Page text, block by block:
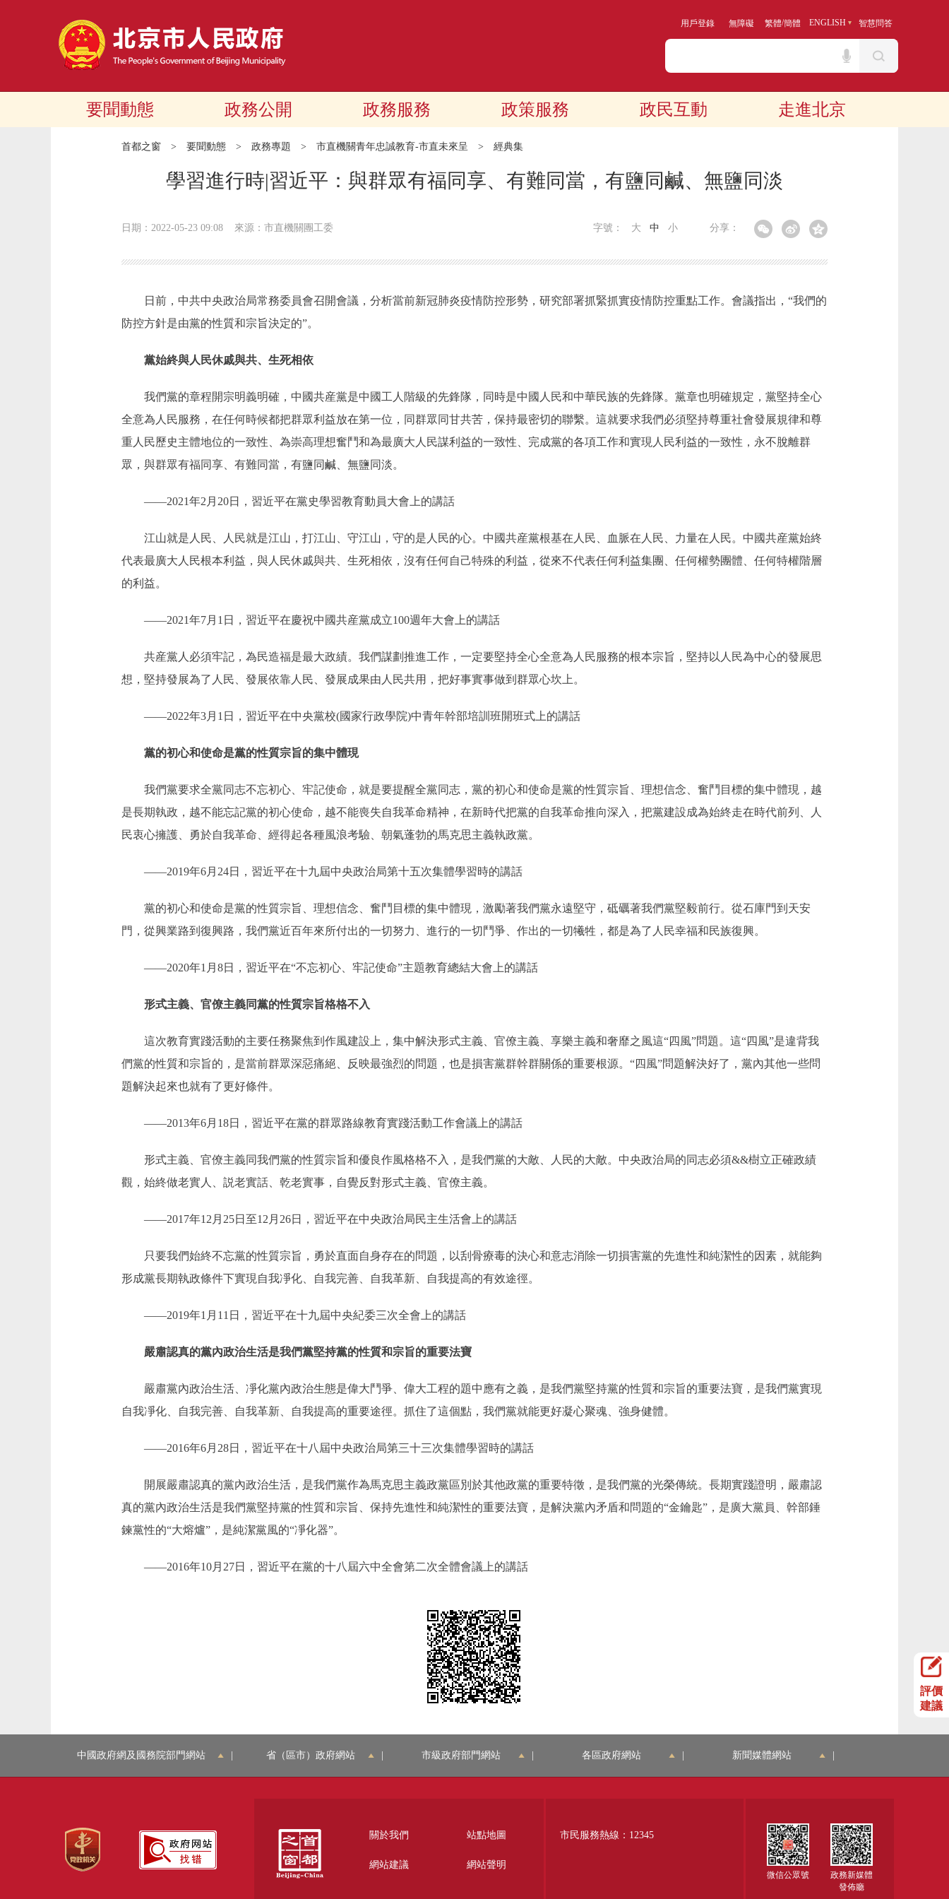
用戶登錄 無障礙 繁體/簡體 ENGLISH 智慧問答
要聞動態 政務公開 政務服務 政策服務 政民互動 走進北京
首都之窗 > 要聞動態 > 政務專題 > 市直機關青年忠誠教育-市直未來呈 > 經典集
學習進行時|習近平：與群眾有福同享、有難同當，有鹽同鹹、無鹽同淡
日期：2022-05-23 09:08 來源：市直機關團工委 分享：
字號： 大 中 小
日前，中共中央政治局常務委員會召開會議，分析當前新冠肺炎疫情防控形勢，研究部署抓緊抓實疫情防控重點工作。會議指出，“我們的
防控方針是由黨的性質和宗旨決定的”。
黨始終與人民休戚與共、生死相依
我們黨的章程開宗明義明確，中國共産黨是中國工人階級的先鋒隊，同時是中國人民和中華民族的先鋒隊。黨章也明確規定，黨堅持全心
全意為人民服務，在任何時候都把群眾利益放在第一位，同群眾同甘共苦，保持最密切的聯繫。這就要求我們必須堅持尊重社會發展規律和尊
重人民歷史主體地位的一致性、為崇高理想奮鬥和為最廣大人民謀利益的一致性、完成黨的各項工作和實現人民利益的一致性，永不脫離群
眾，與群眾有福同享、有難同當，有鹽同鹹、無鹽同淡。
——2021年2月20日，習近平在黨史學習教育動員大會上的講話
江山就是人民、人民就是江山，打江山、守江山，守的是人民的心。中國共産黨根基在人民、血脈在人民、力量在人民。中國共産黨始終
代表最廣大人民根本利益，與人民休戚與共、生死相依，沒有任何自己特殊的利益，從來不代表任何利益集團、任何權勢團體、任何特權階層
的利益。
——2021年7月1日，習近平在慶祝中國共産黨成立100週年大會上的講話
共産黨人必須牢記，為民造福是最大政績。我們謀劃推進工作，一定要堅持全心全意為人民服務的根本宗旨，堅持以人民為中心的發展思
想，堅持發展為了人民、發展依靠人民、發展成果由人民共用，把好事實事做到群眾心坎上。
——2022年3月1日，習近平在中央黨校(國家行政學院)中青年幹部培訓班開班式上的講話
黨的初心和使命是黨的性質宗旨的集中體現
我們黨要求全黨同志不忘初心、牢記使命，就是要提醒全黨同志，黨的初心和使命是黨的性質宗旨、理想信念、奮鬥目標的集中體現，越
是長期執政，越不能忘記黨的初心使命，越不能喪失自我革命精神，在新時代把黨的自我革命推向深入，把黨建設成為始終走在時代前列、人
民衷心擁護、勇於自我革命、經得起各種風浪考驗、朝氣蓬勃的馬克思主義執政黨。
——2019年6月24日，習近平在十九屆中央政治局第十五次集體學習時的講話
黨的初心和使命是黨的性質宗旨、理想信念、奮鬥目標的集中體現，激勵著我們黨永遠堅守，砥礪著我們黨堅毅前行。從石庫門到天安
門，從興業路到復興路，我們黨近百年來所付出的一切努力、進行的一切鬥爭、作出的一切犧牲，都是為了人民幸福和民族復興。
——2020年1月8日，習近平在“不忘初心、牢記使命”主題教育總結大會上的講話
形式主義、官僚主義同黨的性質宗旨格格不入
這次教育實踐活動的主要任務聚焦到作風建設上，集中解決形式主義、官僚主義、享樂主義和奢靡之風這“四風”問題。這“四風”是違背我
們黨的性質和宗旨的，是當前群眾深惡痛絕、反映最強烈的問題，也是損害黨群幹群關係的重要根源。“四風”問題解決好了，黨內其他一些問
題解決起來也就有了更好條件。
——2013年6月18日，習近平在黨的群眾路線教育實踐活動工作會議上的講話
形式主義、官僚主義同我們黨的性質宗旨和優良作風格格不入，是我們黨的大敵、人民的大敵。中央政治局的同志必須&&樹立正確政績
觀，始終做老實人、説老實話、乾老實事，自覺反對形式主義、官僚主義。
——2017年12月25日至12月26日，習近平在中央政治局民主生活會上的講話
只要我們始終不忘黨的性質宗旨，勇於直面自身存在的問題，以刮骨療毒的決心和意志消除一切損害黨的先進性和純潔性的因素，就能夠
形成黨長期執政條件下實現自我凈化、自我完善、自我革新、自我提高的有效途徑。
——2019年1月11日，習近平在十九屆中央紀委三次全會上的講話
嚴肅認真的黨內政治生活是我們黨堅持黨的性質和宗旨的重要法寶
嚴肅黨內政治生活、凈化黨內政治生態是偉大鬥爭、偉大工程的題中應有之義，是我們黨堅持黨的性質和宗旨的重要法寶，是我們黨實現
自我凈化、自我完善、自我革新、自我提高的重要途徑。抓住了這個點，我們黨就能更好凝心聚魂、強身健體。
——2016年6月28日，習近平在十八屆中央政治局第三十三次集體學習時的講話
開展嚴肅認真的黨內政治生活，是我們黨作為馬克思主義政黨區別於其他政黨的重要特徵，是我們黨的光榮傳統。長期實踐證明，嚴肅認
真的黨內政治生活是我們黨堅持黨的性質和宗旨、保持先進性和純潔性的重要法寶，是解決黨內矛盾和問題的“金鑰匙”，是廣大黨員、幹部錘
鍊黨性的“大熔爐”，是純潔黨風的“凈化器”。
——2016年10月27日，習近平在黨的十八屆六中全會第二次全體會議上的講話
評價
建議
中國政府網及國務院部門網站 省（區市）政府網站 市級政府部門網站 各區政府網站 新聞媒體網站
關於我們 站點地圖
網站建議 網站聲明
市民服務熱線：12345
微信公眾號
政務新媒體
發佈廳